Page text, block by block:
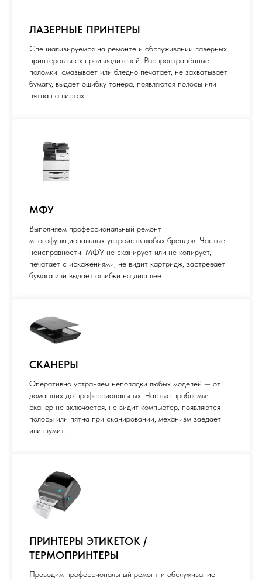
ЛАЗЕРНЫЕ ПРИНТЕРЫ
Специализируемся на ремонте и обслуживании лазерных
принтеров всех производителей. Распространённые
поломки: смазывает или бледно печатает, не захватывает
бумагу, выдает ошибку тонера, появляются полосы или
пятна на листах.
МФУ
Выполняем профессиональный ремонт
многофункциональных устройств любых брендов. Частые
неисправности: МФУ не сканирует или не копирует,
печатает с искажениями, не видит картридж, застревает
бумага или выдает ошибки на дисплее.
СКАНЕРЫ
Оперативно устраняем неполадки любых моделей — от
домашних до профессиональных. Частые проблемы:
сканер не включается, не видит компьютер, появляются
полосы или пятна при сканировании, механизм заедает
или шумит.
ПРИНТЕРЫ ЭТИКЕТОК /
ТЕРМОПРИНТЕРЫ
Проводим профессиональный ремонт и обслуживание